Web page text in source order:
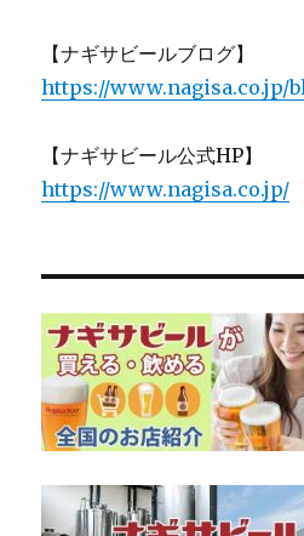
【ナギサビールブログ】
https://www.nagisa.co.jp/
【ナギサビール公式HP】
https://www.nagisa.co.jp/